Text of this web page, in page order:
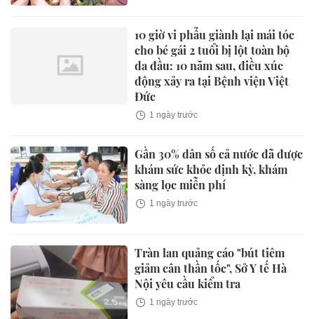
10 giờ vi phẫu giành lại mái tóc
cho bé gái 2 tuổi bị lột toàn bộ
da đầu: 10 năm sau, điều xúc
động xảy ra tại Bệnh viện Việt
Đức
1 ngày trước
Gần 30% dân số cả nước đã được
khám sức khỏe định kỳ, khám
sàng lọc miễn phí
1 ngày trước
Tràn lan quảng cáo "bút tiêm
giảm cân thần tốc", Sở Y tế Hà
Nội yêu cầu kiểm tra
1 ngày trước